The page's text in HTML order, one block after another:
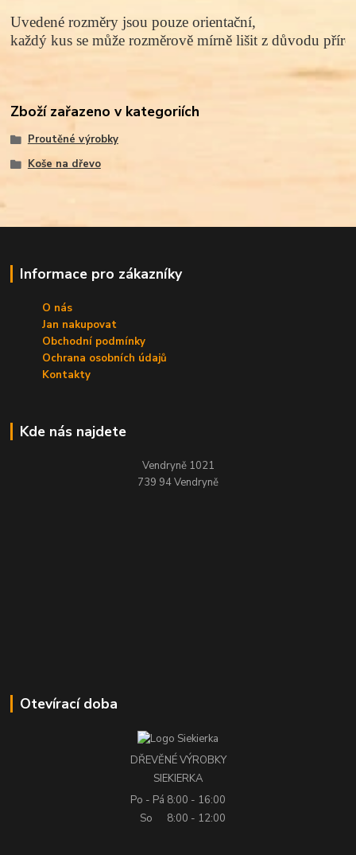
Uvedené rozměry jsou pouze orientační,
každý kus se může rozměrově mírně lišit z důvodu
Zboží zařazeno v kategoriích
Proutěné výrobky
Koše na dřevo
Informace pro zákazníky
O nás
Jan nakupovat
Obchodní podmínky
Ochrana osobních údajů
Kontakty
Kde nás najdete
Vendryně 1021
739 94 Vendryně
Otevírací doba
DŘEVĚNÉ VÝROBKY
SIEKIERKA
Po - Pá 8:00 - 16:00
So
8:00 - 12:00